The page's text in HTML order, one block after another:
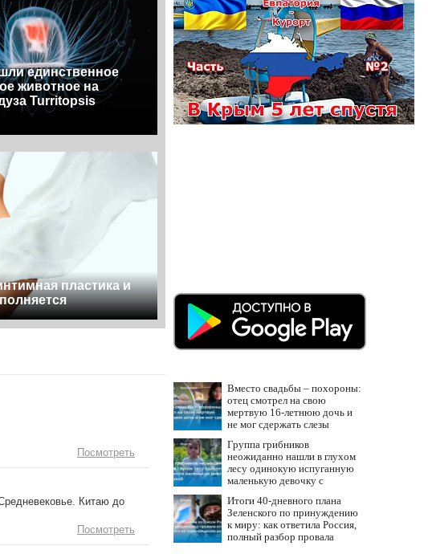
единственное
животное на
Turritopsis
пластика и
Посмотреть
Китаю до
Посмотреть
Вместо свадьбы – похороны:
отец смотрел на свою
мертвую 16-летнюю дочь и
не мог сдержать слезы
Группа грибников
неожиданно нашли в глухом
лесу одинокую испуганную
маленькую девочку с
Итоги 40-дневного плана
Зеленского по принуждению
к миру: как ответила Россия,
полный разбор провала